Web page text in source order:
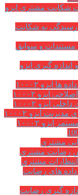
شکایت مشتری ایزو
رسیدگی به شکایت
و سوابق
گیری ایزو
ایزو ۱۰۰۰۲
ایزو ۱۰۰۰۲
ایزو ۱۰۰۰۲
ایزو ۱۰۰۰۲
ایزو ۱۰۰۰۲
مشتري
رضایت مشتري
مشتري
های رضایت
گیری رضایت